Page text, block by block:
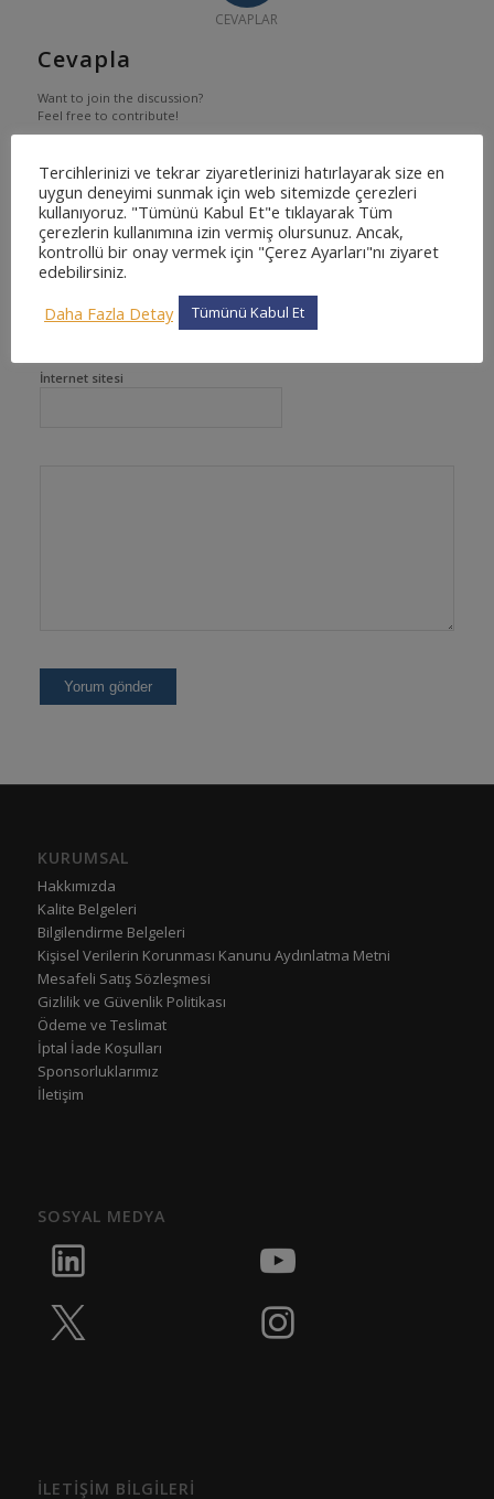
CEVAPLAR
Cevapla
Want to join the discussion?
Feel free to contribute!
Ad*
E-posta*
İnternet sitesi
KURUMSAL
Hakkımızda
Kalite Belgeleri
Bilgilendirme Belgeleri
Kişisel Verilerin Korunması Kanunu Aydınlatma Metni
Mesafeli Satış Sözleşmesi
Gizlilik ve Güvenlik Politikası
Ödeme ve Teslimat
İptal İade Koşulları
Sponsorluklarımız
İletişim
SOSYAL MEDYA
İLETİŞİM BİLGİLERİ
Tercihlerinizi ve tekrar ziyaretlerinizi hatırlayarak size en
uygun deneyimi sunmak için web sitemizde çerezleri
kullanıyoruz. "Tümünü Kabul Et"e tıklayarak Tüm
çerezlerin kullanımına izin vermiş olursunuz. Ancak,
kontrollü bir onay vermek için "Çerez Ayarları"nı ziyaret
edebilirsiniz.
Daha Fazla Detay
Tümünü Kabul Et